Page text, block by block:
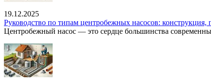
19.12.2025
Руководство по типам центробежных насосов:
Центробежный насос — это сердце большинства